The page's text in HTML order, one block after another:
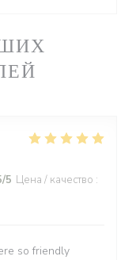
/5 Цена / качество :
so friendly